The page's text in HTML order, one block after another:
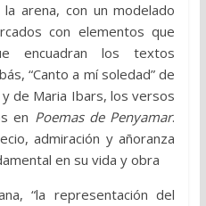
arena, con un modelado
con elementos que
encuadran los textos
“Canto a mí soledad” de
de Maria Ibars, los versos
en Poemas de Penyamar.
admiración y añoranza
en su vida y obra
“la representación del